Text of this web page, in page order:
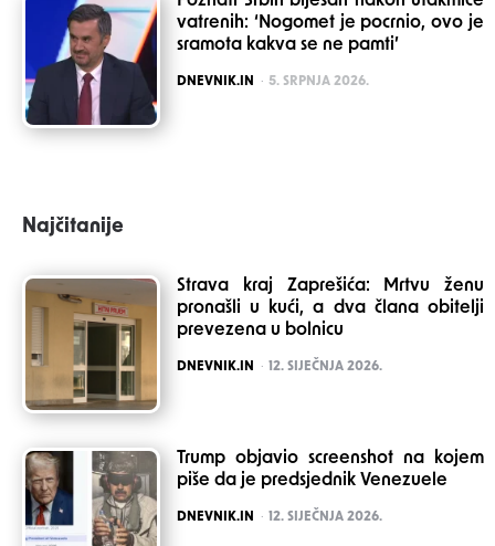
vatrenih: ‘Nogomet je pocrnio, ovo je
sramota kakva se ne pamti’
POSTED
DNEVNIK.IN 5. SRPNJA 2026.
Najčitanije
Strava kraj Zaprešića: Mrtvu ženu
pronašli u kući, a dva člana obitelji
prevezena u bolnicu
POSTED
DNEVNIK.IN 12. SIJEČNJA 2026.
Trump objavio screenshot na kojem
piše da je predsjednik Venezuele
POSTED
DNEVNIK.IN 12. SIJEČNJA 2026.